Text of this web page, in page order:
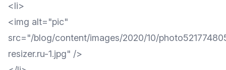
<li>
<img alt="pic"
src="/blog/content/images/2020/10/
resizer.ru-1.jpg" />